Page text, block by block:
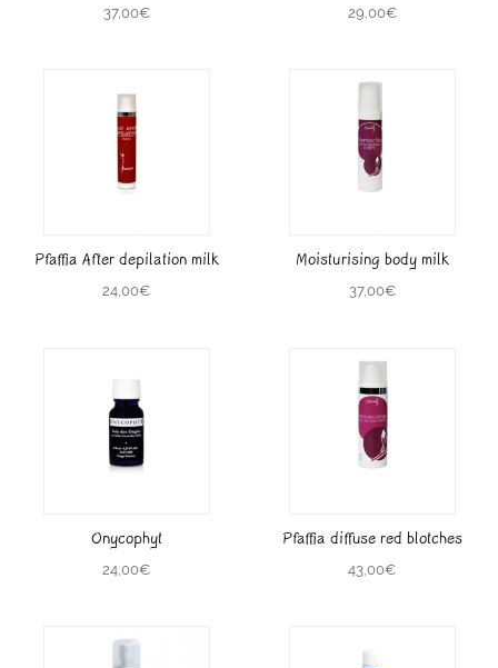
37,00€ 29,00€
Pfaffia After depilation milk
24,00€
Moisturising body milk
37,00€
Onycophyt
24,00€
Pfaffia diffuse red blotches
43,00€